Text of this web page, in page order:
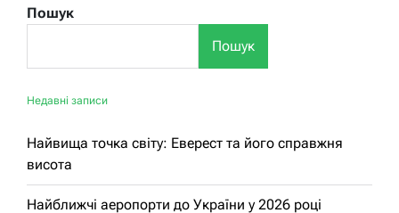
Пошук
Пошук
Недавні записи
Найвища точка світу: Еверест та його справжня
висота
Найближчі аеропорти до України у 2026 році